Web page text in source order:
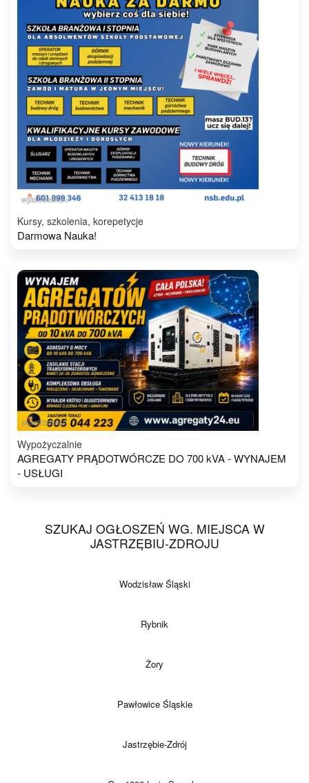
Kursy, szkolenia, korepetycje
Darmowa Nauka!
Wypożyczalnie
AGREGATY PRĄDOTWÓRCZE DO 700 kVA - WYNAJEM
- USŁUGI
SZUKAJ OGŁOSZEŃ WG. MIEJSCA W
JASTRZĘBIU-ZDROJU
Wodzisław Śląski
Rybnik
Żory
Pawłowice Śląskie
Jastrzębie-Zdrój